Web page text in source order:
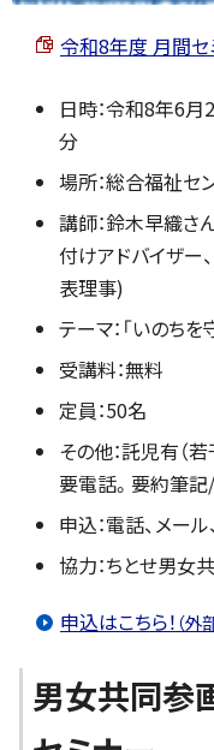
令和8年度 月間セ
日時：令和8年6
分
場所：総合福祉セ
講師：鈴木早織さ
付けアドバイザ
表理事)
テーマ：「いのちを
受講料：無料
定員：50名
その他：託児有（
要電話。要約筆
申込：電話、メー
協力：ちとせ男女
申込はこちら！（外
男女共同参